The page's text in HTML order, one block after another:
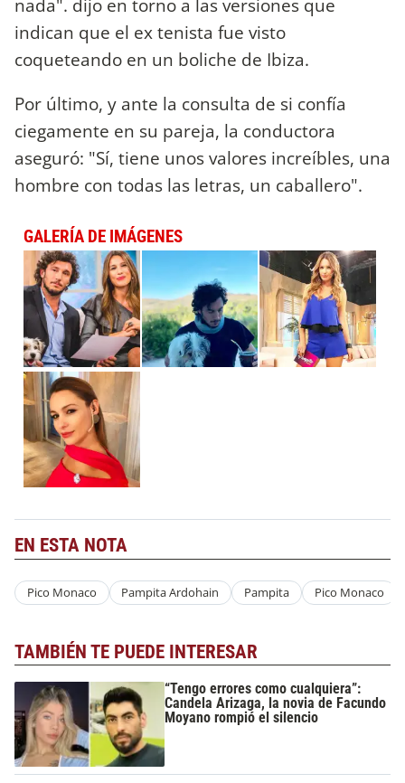
nada". dijo en torno a las versiones que
indican que el ex tenista fue visto
coqueteando en un boliche de Ibiza.
Por último, y ante la consulta de si confía
ciegamente en su pareja, la conductora
aseguró: "Sí, tiene unos valores increíbles, una
hombre con todas las letras, un caballero".
GALERÍA DE IMÁGENES
EN ESTA NOTA
Pico Monaco Pampita Ardohain Pampita Pico Monaco
TAMBIÉN TE PUEDE INTERESAR
“Tengo errores como cualquiera”:
Candela Arizaga, la novia de Facundo
Moyano rompió el silencio